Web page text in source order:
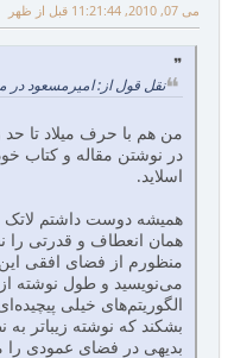
می 07, 2010, 11:21:44 قبل از ظهر
نقل قول از: امیرمسعود در می 06, 2010, 09:04:38 بعد
من هم با حرف میلاد تا حد
در نوشتن مقاله و کتاب
اسلاید.
همیشه دوست داشتم
همان انعطاف و قدرتی را
منظورم از فضای افقی
می‌نویسید و طول نوشته
الگوریتم‌های خیلی
بشکند که نوشته زیباتر
بدیهی در فضای عمودی را